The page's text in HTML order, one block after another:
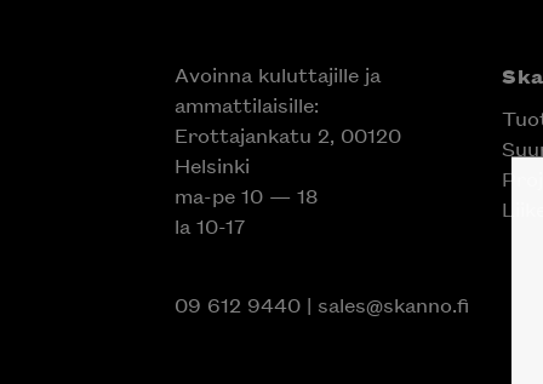
Avoinna kuluttajille ja
ammattilaisille:
Erottajankatu 2, 00120
Helsinki
ma-pe 10 — 18
la 10-17
09 612 9440| sales@skanno.fi